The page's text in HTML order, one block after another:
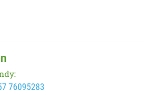
76095283